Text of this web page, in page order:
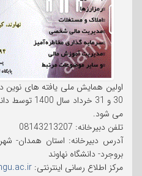
اولین همایش ملی یافته های نوین
30 و 31
می شود.
تلفن دبیرخانه: 08143213207
بروجرد- دانشگاه نهاوند
مرکز اطلاع رسانی اینترنتی: